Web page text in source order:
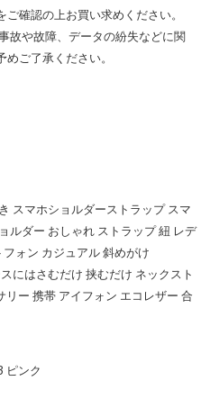
確認の上お買い求めください。
故や故障、データの紛失などに関
ご了承ください。
スマホショルダーストラップ スマ
ルダー おしゃれ ストラップ 紐 レデ
ォン カジュアル 斜めがけ
にはさむだけ 挟むだけ ネックスト
リー 携帯 アイフォン エコレザー 合
ピンク